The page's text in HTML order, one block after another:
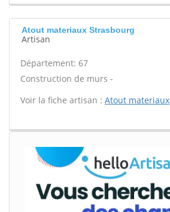
Atout materiaux Strasbourg
Artisan
Département: 67
Construction de murs -
Voir la fiche artisan : Atout materiaux